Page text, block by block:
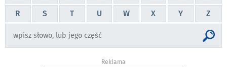
R
S T U W X Y Z
Reklama